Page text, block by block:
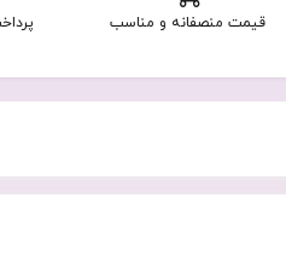
قیمت منصفانه و مناسب